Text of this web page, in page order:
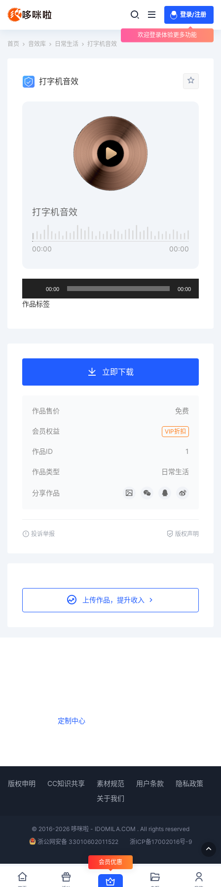
登录/注册
欢迎登录体验更多功能
首页 音效库 日常生活 打字机音效
打字机音效
打字机音效
00:00 00:00
播
00:00 00:00
作品标签
立即下载
作品售价 免费
会员权益 VIP折扣
作品ID 1
作品类型 日常生活
分享作品
投诉举报 版权声明
上传作品，提升收入
定制中心
版权申明 CC知识共享 素材规范 用户条款
隐私政策
关于我们
© 2016-2026 哆咪啦 - IDOMILA.COM . All rights reserved
浙公网安备 33010602011522
浙ICP备17002016号-9
会员优惠